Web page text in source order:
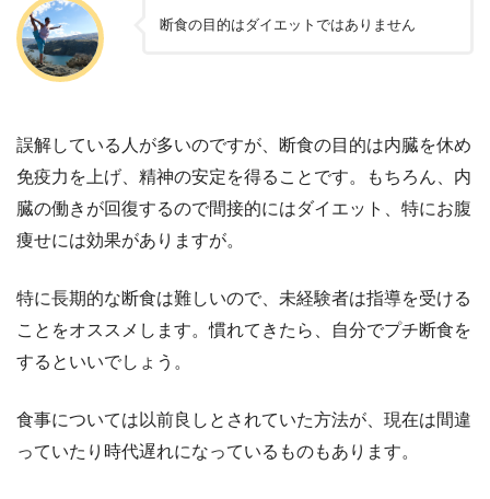
断食の目的はダイエットではありません
誤解している人が多いのですが、断食の目的は内臓を休め
免疫力を上げ、精神の安定を得ることです。もちろん、内
臓の働きが回復するので間接的にはダイエット、特にお腹
痩せには効果がありますが。
特に長期的な断食は難しいので、未経験者は指導を受ける
ことをオススメします。慣れてきたら、自分でプチ断食を
するといいでしょう。
食事については以前良しとされていた方法が、現在は間違
っていたり時代遅れになっているものもあります。